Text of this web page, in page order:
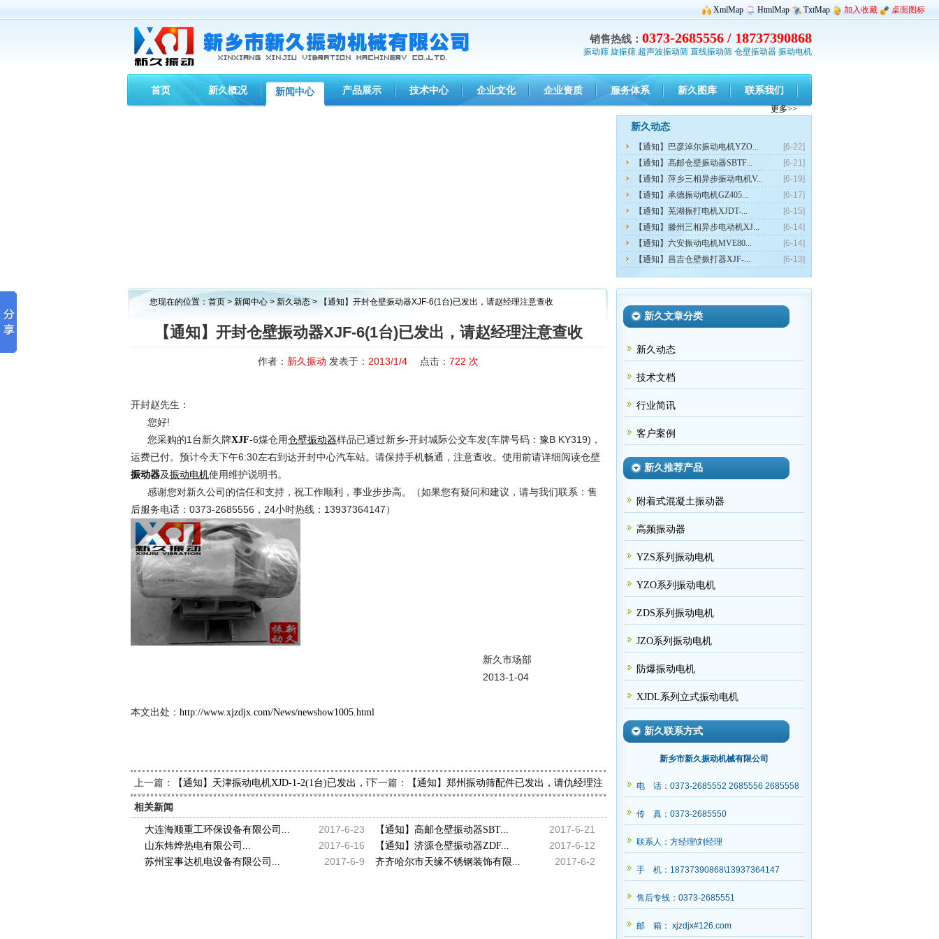
XmlMap HtmlMap TxtMap 加入收藏 桌面图标
销售热线： 0373-2685556 / 18737390868
振动筛 旋振筛 超声波振动筛 直线振动筛 仓壁振动器 振动电机
首页 新久概况 新闻中心 产品展示 技术中心 企业文化 企业资质 服务体系 新久图库 联系我们
新久动态
更多>>
[6-22]
【通知】巴彦淖尔振动电机YZO...
[6-21]
【通知】高邮仓壁振动器SBTF...
[6-19]
【通知】萍乡三相异步振动电机V...
[6-17]
【通知】承德振动电机GZ405...
[6-15]
【通知】芜湖振打电机XJDT-...
[6-14]
【通知】滕州三相异步电动机XJ...
[6-14]
【通知】六安振动电机MVE80...
[6-13]
【通知】昌吉仓壁振打器XJF-...
您现在的位置： 首页 > 新闻中心 > 新久动态 > 【通知】开封仓壁振动器XJF-6(1台)已发出，请赵经理注意查收
【通知】开封仓壁振动器XJF-6(1台)已发出，请赵经理注意查收
作者： 新久振动 发表于： 2013/1/4 点击： 722 次
开封赵先生：
您好!
您采购的1台新久牌XJF-6煤仓用仓壁振动器样品已通过新乡-开封城际公交车发(车牌号码：豫B KY319)，
运费已付。预计今天下午6:30左右到达开封中心汽车站。请保持手机畅通，注意查收。使用前请详细阅读仓壁
振动器及振动电机使用维护说明书。
感谢您对新久公司的信任和支持，祝工作顺利，事业步步高。（如果您有疑问和建议，请与我们联系：售
后服务电话：0373-2685556，24小时热线：13937364147）
新久市场部
2013-1-04
本文出处： http://www.xjzdjx.com/News/newshow1005.html
上一篇： 【通知】天津振动电机XJD-1-2(1台)已发出，请赵经理查收
下一篇： 【通知】郑州振动筛配件已发出，请仇经理注意查收
相关新闻
2017-6-23
大连海顺重工环保设备有限公司... 2017-6-21
【通知】高邮仓壁振动器SBT...
2017-6-16
山东炜烨热电有限公司... 2017-6-12
【通知】济源仓壁振动器ZDF...
2017-6-9
苏州宝事达机电设备有限公司... 2017-6-2
齐齐哈尔市天缘不锈钢装饰有限...
新久文章分类
新久动态
技术文档
行业简讯
客户案例
新久推荐产品
附着式混凝土振动器
高频振动器
YZS系列振动电机
YZO系列振动电机
ZDS系列振动电机
JZO系列振动电机
防爆振动电机
XJDL系列立式振动电机
新久联系方式
新乡市新久振动机械有限公司
电 话：0373-2685552 2685556 2685558
传 真：0373-2685550
联系人：方经理\刘经理
手 机：18737390868\13937364147
售后专线：0373-2685551
邮 箱： xjzdjx#126.com